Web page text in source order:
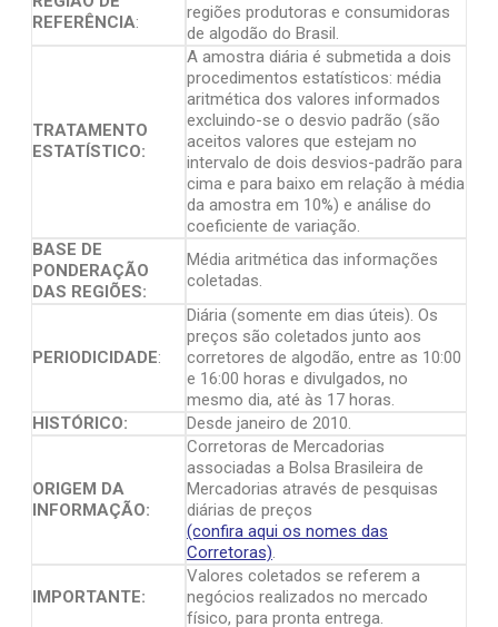
REFERÊNCIA:
regiões produtoras e consumidoras
de algodão do Brasil.
TRATAMENTO
ESTATÍSTICO:
A amostra diária é submetida a dois
procedimentos estatísticos: média
aritmética dos valores informados
excluindo-se o desvio padrão (são
aceitos valores que estejam no
intervalo de dois desvios-padrão para
cima e para baixo em relação à média
da amostra em 10%) e análise do
coeficiente de variação.
BASE DE
PONDERAÇÃO
DAS REGIÕES:
Média aritmética das informações
coletadas.
PERIODICIDADE:
Diária (somente em dias úteis). Os
preços são coletados junto aos
corretores de algodão, entre as 10:00
e 16:00 horas e divulgados, no
mesmo dia, até às 17 horas.
HISTÓRICO:
Desde janeiro de 2010.
ORIGEM DA
INFORMAÇÃO:
Corretoras de Mercadorias
associadas a Bolsa Brasileira de
Mercadorias através de pesquisas
diárias de preços
(confira aqui os nomes das
Corretoras).
IMPORTANTE:
Valores coletados se referem a
negócios realizados no mercado
físico, para pronta entrega.